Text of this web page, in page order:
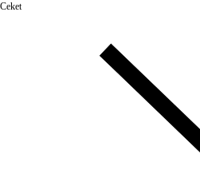
Ceket